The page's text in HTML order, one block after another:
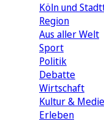
Köln und
Region
Aus aller Welt
Sport
Politik
Debatte
Wirtschaft
Kultur &
Erleben